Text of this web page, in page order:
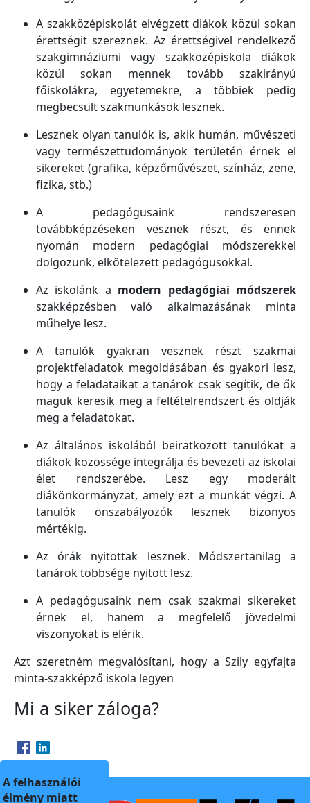
A szakközépiskolát elvégzett diákok közül sokan
érettségit szereznek. Az érettségivel rendelkező
szakgimnáziumi vagy szakközépiskola diákok
közül sokan mennek tovább szakirányú
főiskolákra, egyetemekre, a többiek pedig
megbecsült szakmunkások lesznek.
Lesznek olyan tanulók is, akik humán, művészeti
vagy természettudományok területén érnek el
sikereket (grafika, képzőművészet, színház, zene,
fizika, stb.)
A pedagógusaink rendszeresen
továbbképzéseken vesznek részt, és ennek
nyomán modern pedagógiai módszerekkel
dolgozunk, elkötelezett pedagógusokkal.
Az iskolánk a modern pedagógiai módszerek
szakképzésben való alkalmazásának minta
műhelye lesz.
A tanulók gyakran vesznek részt szakmai
projektfeladatok megoldásában és gyakori lesz,
hogy a feladataikat a tanárok csak segítik, de ők
maguk keresik meg a feltételrendszert és oldják
meg a feladatokat.
Az általános iskolából beiratkozott tanulókat a
diákok közössége integrálja és bevezeti az iskolai
élet rendszerébe. Lesz egy moderált
diákönkormányzat, amely ezt a munkát végzi. A
tanulók önszabályozók lesznek bizonyos
mértékig.
Az órák nyitottak lesznek. Módszertanilag a
tanárok többsége nyitott lesz.
A pedagógusaink nem csak szakmai sikereket
érnek el, hanem a megfelelő jövedelmi
viszonyokat is elérik.
Azt szeretném megvalósítani, hogy a Szily egyfajta
minta-szakképző iskola legyen
Mi a siker záloga?
Opens in a new window
Opens in a new window
A felhasználói
élmény miatt